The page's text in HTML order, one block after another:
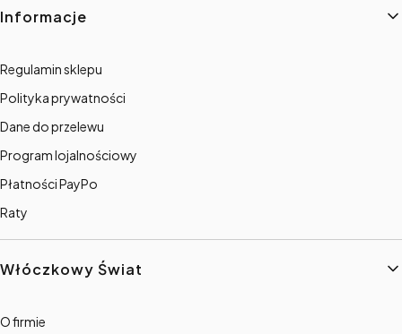
Informacje
Regulamin sklepu
Polityka prywatności
Dane do przelewu
Program lojalnościowy
Płatności PayPo
Raty
Włóczkowy Świat
O firmie